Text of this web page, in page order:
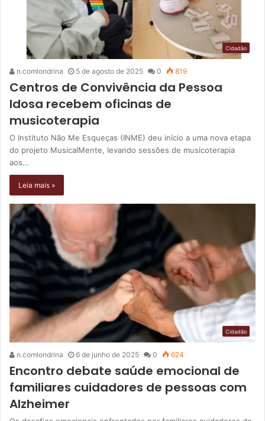
Cidadão
n.comlondrina 5 de agosto de 2025 0 819
Centros de Convivência da Pessoa
Idosa recebem oficinas de
musicoterapia
O Instituto Não Me Esqueças (INME) deu início a uma nova etapa
do projeto MusicalMente, levando sessões de musicoterapia
aos…
Leia mais »
Cidadão
n.comlondrina 6 de junho de 2025 0 624
Encontro debate saúde emocional de
familiares cuidadores de pessoas com
Alzheimer